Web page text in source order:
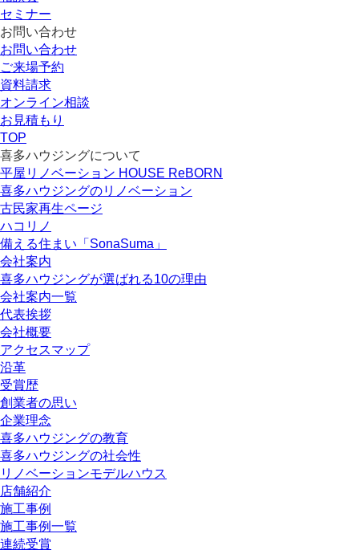
セミナー
お問い合わせ
お問い合わせ
ご来場予約
資料請求
オンライン相談
お見積もり
TOP
喜多ハウジングについて
平屋リノベーション HOUSE ReBORN
喜多ハウジングのリノベーション
古民家再生ページ
ハコリノ
備える住まい「SonaSuma」
会社案内
喜多ハウジングが選ばれる10の理由
会社案内一覧
代表挨拶
会社概要
アクセスマップ
沿革
受賞歴
創業者の思い
企業理念
喜多ハウジングの教育
喜多ハウジングの社会性
リノベーションモデルハウス
店舗紹介
施工事例
施工事例一覧
連続受賞